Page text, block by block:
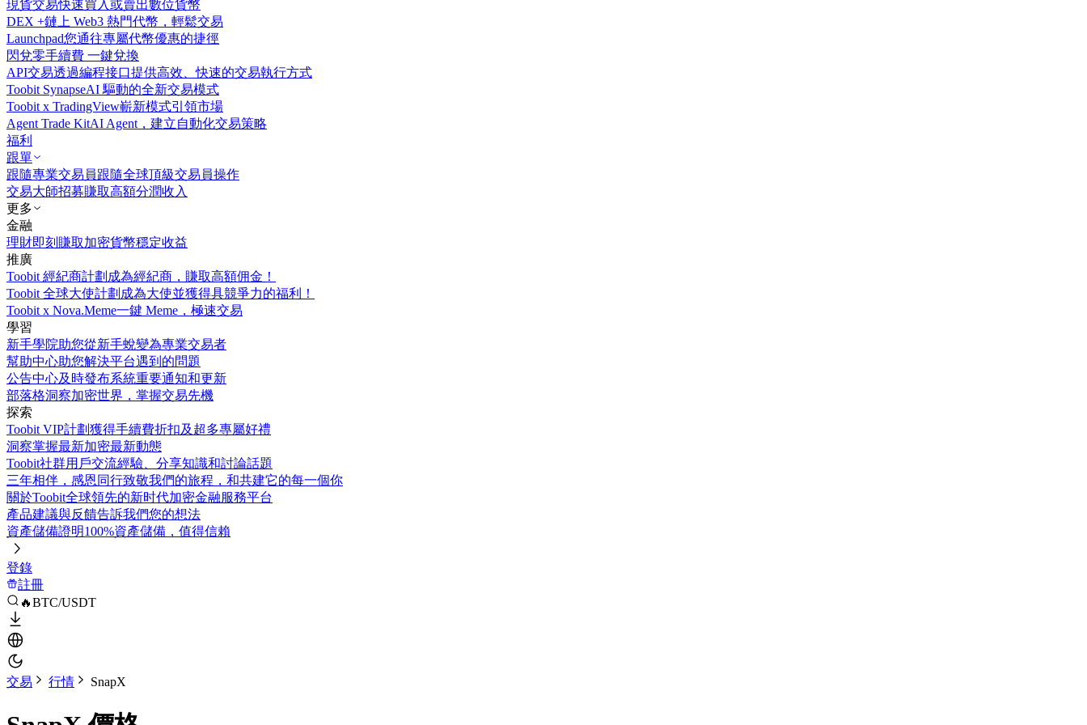
現貨交易快速買入或賣出數位貨幣
DEX +鏈上 Web3 熱門代幣，輕鬆交易
Launchpad您通往專屬代幣優惠的捷徑
閃兌零手續費 一鍵兌換
API交易透過編程接口提供高效、快速的交易執行方式
Toobit SynapseAI 驅動的全新交易模式
Toobit x TradingView嶄新模式引領市場
Agent Trade KitAI Agent，建立自動化交易策略
福利
跟單
跟隨專業交易員跟隨全球頂級交易員操作
交易大師招募賺取高額分潤收入
更多
金融
理財即刻賺取加密貨幣穩定收益
推廣
Toobit 經紀商計劃 成為經紀商，賺取高額佣金！
Toobit 全球大使計劃 成為大使並獲得具競爭力的福利！
Toobit x Nova.Meme一鍵 Meme，極速交易
學習
新手學院助您從新手蛻變為專業交易者
幫助中心助您解決平台遇到的問題
公告中心及時發布系統重要通知和更新
部落格洞察加密世界，掌握交易先機
探索
Toobit VIP計劃獲得手續費折扣及超多專屬好禮
洞察掌握最新加密最新動態
Toobit社群用戶交流經驗、分享知識和討論話題
三年相伴，感恩同行致敬我們的旅程，和共建它的每一個你
關於Toobit全球領先的新时代加密金融服務平台
產品建議與反饋告訴我們您的想法
資產儲備證明100%資產儲備，值得信賴
登錄
註冊
🔥BTC/USDT
交易 行情 SnapX